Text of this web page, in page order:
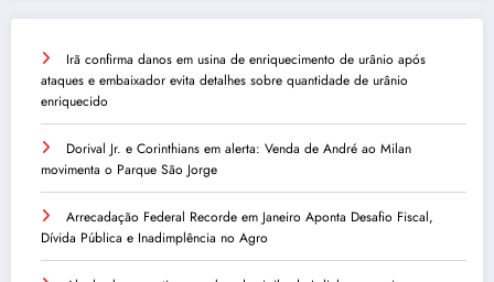
Irã confirma danos em usina de enriquecimento de urânio após
ataques e embaixador evita detalhes sobre quantidade de urânio
enriquecido
Dorival Jr. e Corinthians em alerta: Venda de André ao Milan
movimenta o Parque São Jorge
Arrecadação Federal Recorde em Janeiro Aponta Desafio Fiscal,
Dívida Pública e Inadimplência no Agro